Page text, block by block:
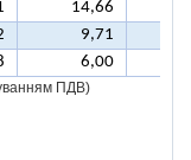
14,66
9,71
6,00
ПДВ)